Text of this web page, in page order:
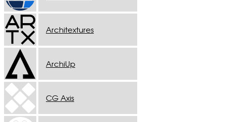
Architextures
ArchiUp
CG Axis